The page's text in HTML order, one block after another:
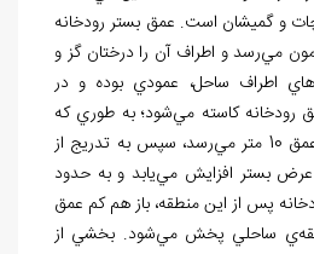
و گميشان است. عمق بستر رودخانه
ميرسد و اطراف آن را درختان گز و
هاي اطراف ساحل، عمودي بوده و در
رودخانه کاسته ميشود؛ به طوري که
مي
رسد، سپس به تدريج از
بستر افزايش مييابد و به حدود
پس از اين منطقه، باز هم کم عمق
ي ساحلي پخش ميشود. بخشي از